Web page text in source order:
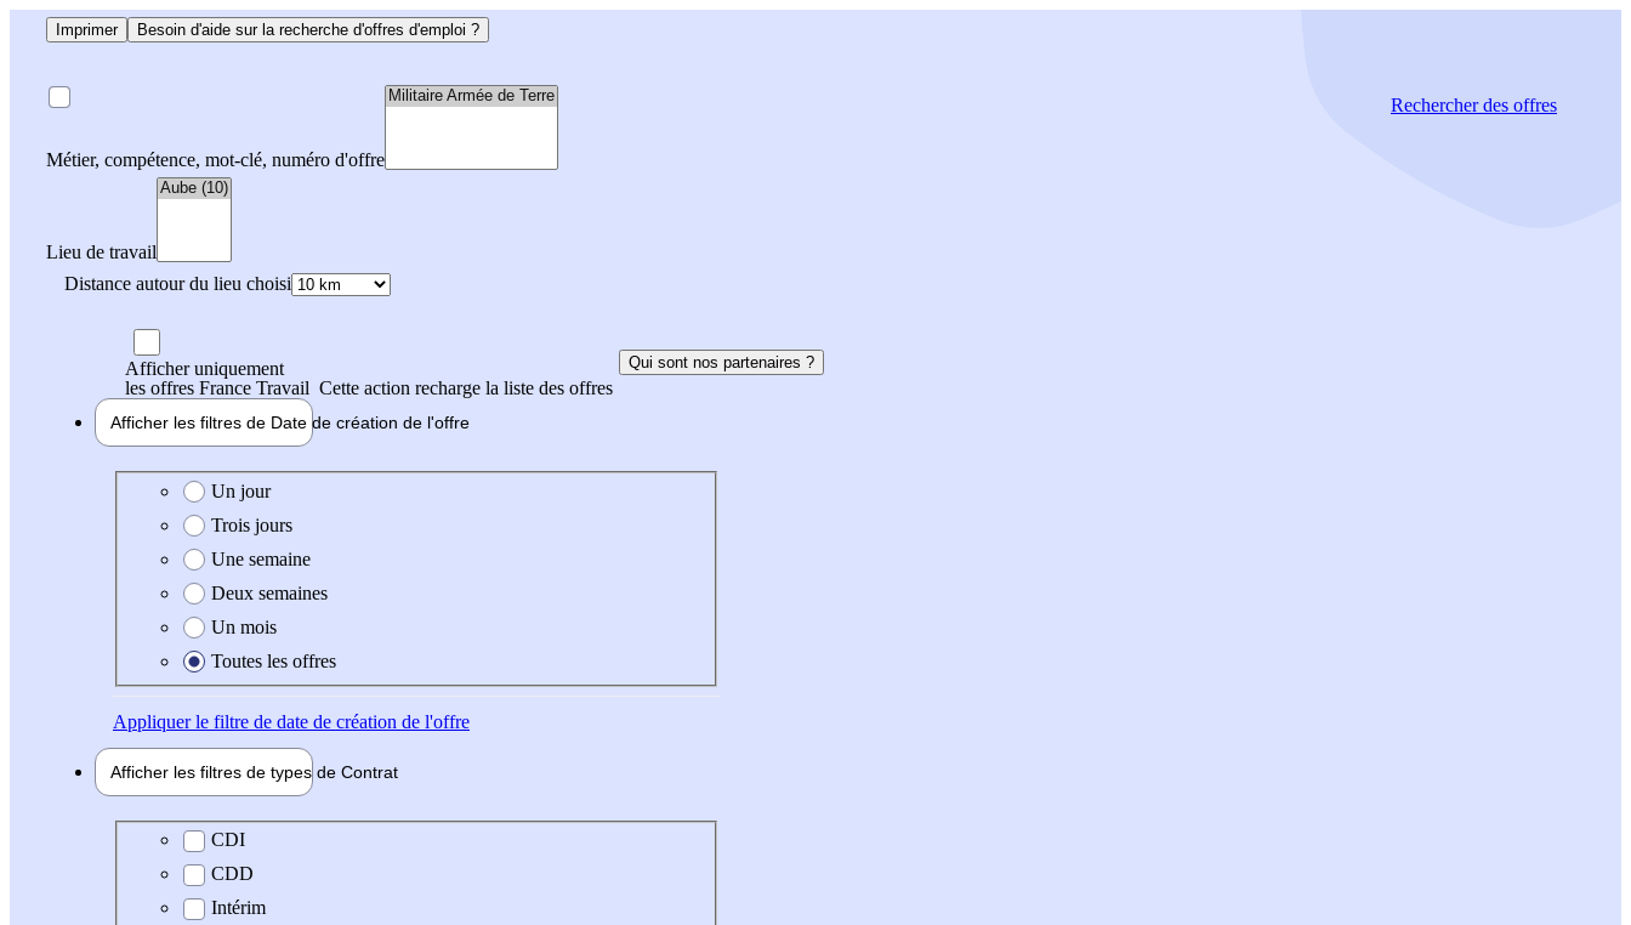
Imprimer Besoin d'aide sur la recherche d'offres d'emploi ?
Métier, compétence, mot-clé, numéro d'offre
Lieu de travail
Distance autour du lieu choisi
Rechercherdes offres
Afficher uniquement
les offres France Travail Cette action recharge la liste des offres
Qui sont nos partenaires ?
Afficher les filtres de Date de création de l'offre
Date de création de l'offre
Un jour
Trois jours
Une semaine
Deux semaines
Un mois
Toutes les offres
Appliquerle filtre de date de création de l'offre
Afficher les filtres de types de Contrat
Type de contrat
CDI
CDD
Intérim